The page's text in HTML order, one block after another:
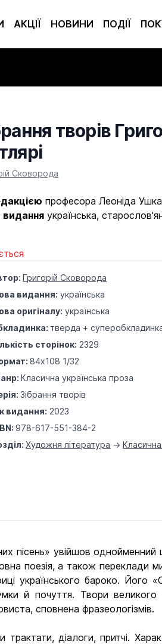
АКЦІЇ НОВИНИ ПОДІЇ
творів
information
Сковорода
професора Леоніда
українська,
Григорій Сковорода
видання: українська
оригіналу: українська
тверда +
сторінок: 2329
84х108 1/32
Класична українська проза
Зібрання творів
видання: 2023
978-617-551-384-2
Художня література ->
пісень» увійшов однойменний
поезія, а також
українського бароко.
й почуття. Твори
сповнена фразеологізмів.
діалоги, притчі.